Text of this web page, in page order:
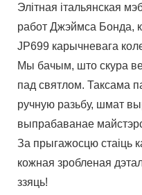
Элітная італьянская
работ Джэймса Бонда,
JP699 карычневага
Мы бачым, што скура
пад святлом. Таксама
ручную разьбу, шмат
выпрабаванае
За прыгажосцю стаіць
кожная зробленая
ззяць!